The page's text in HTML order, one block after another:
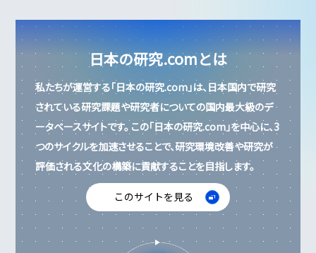
日本の研究.comとは
私たちが運営する「日本の研究.com」は、日本国内で研究
されている研究課題や研究者についての国内最大級のデ
ータベースサイトです。 この「日本の研究.com」を中心に、3
つのサイクルを加速させることで、研究環境改善や研究が
評価される文化の構築に貢献することを目指します。
このサイトを見る